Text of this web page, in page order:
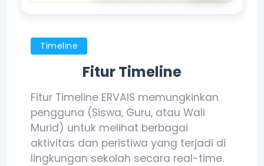
Timeline
Fitur Timeline
Fitur Timeline ERVAIS memungkinkan
pengguna (Siswa, Guru, atau Wali
Murid) untuk melihat berbagai
aktivitas dan peristiwa yang terjadi di
lingkungan sekolah secara real-time.